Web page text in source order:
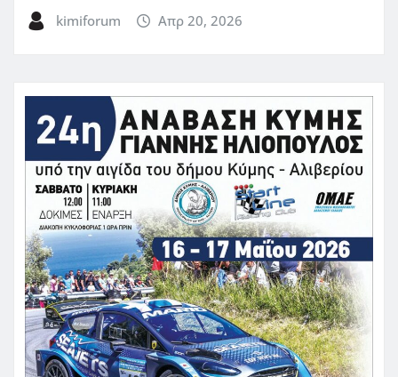
kimiforum Απρ 20, 2026